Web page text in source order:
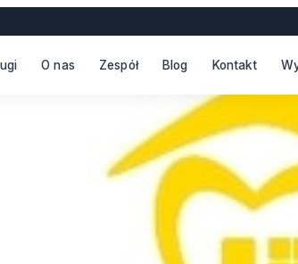
O nas Zespół Blog Kontakt